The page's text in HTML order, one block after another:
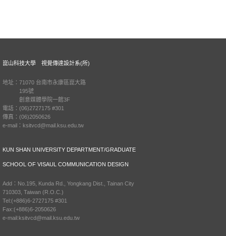
崑山科技大學 視覺傳達設計系(所)
地址：71070 台南市永康區崑大路
195號
創意媒體學院一館3F
電話：(06)2727175 #301
傳真：(06)2050626
e-mail：ksitvcd@mail.ksu.edu.tw
KUN SHAN UNIVERSITY DEPARTMENT/GRADUATE
SCHOOL OF VISAUL COMMUNICATION DESIGN
Add：No.195, Kunda Rd., Yongkang Dist., Tainan City
710303, Taiwan (R.O.C.)
Tel:(+886)6-2727175 #301
Fax:(+886)6-2050626
e-mail:ksitvcd@mail.ksu.edu.tw